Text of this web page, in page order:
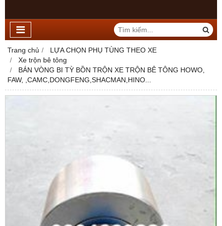
Trang chủ
LỰA CHỌN PHỤ TÙNG THEO XE
Xe trộn bê tông
BÁN VÒNG BI TỲ BỒN TRỘN XE TRỘN BÊ TÔNG HOWO,
FAW, ,CAMC,DONGFENG,SHACMAN,HINO...